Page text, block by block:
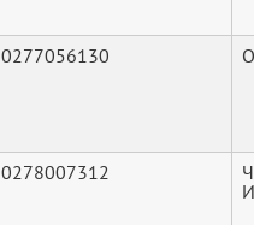
0277056130
0278007312